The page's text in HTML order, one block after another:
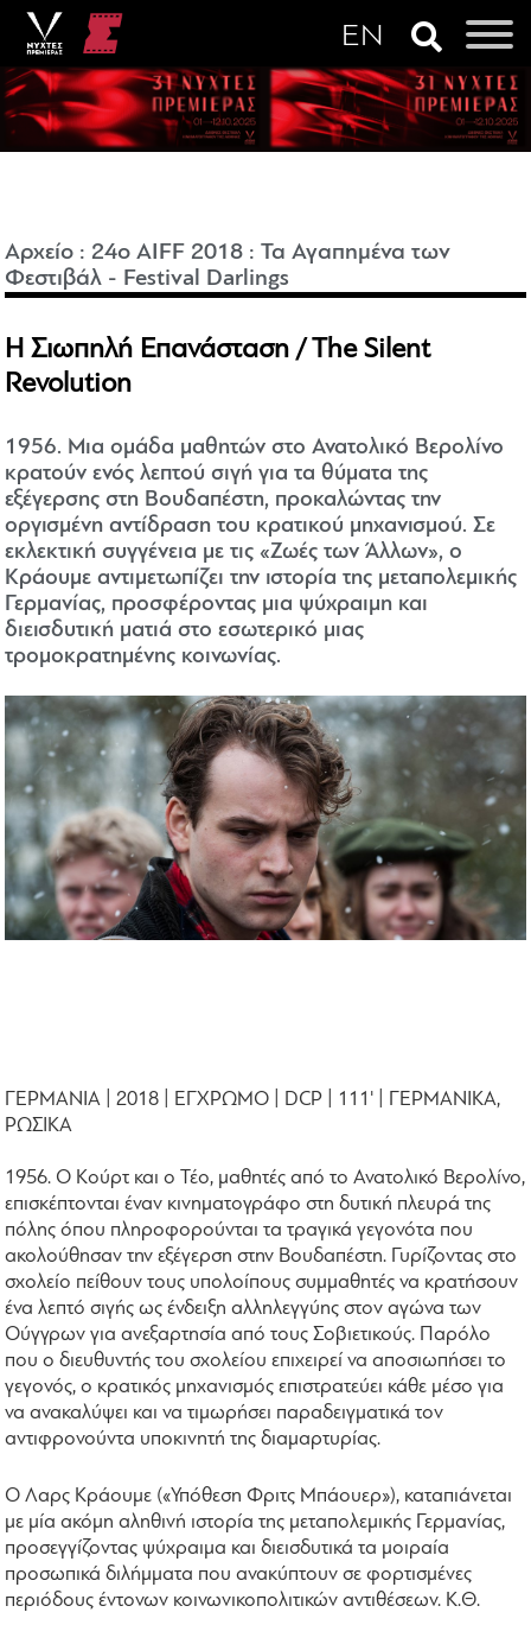
Αρχείο :24o AIFF 2018 :Τα Αγαπημένα των
Φεστιβάλ - Festival Darlings
Η Σιωπηλή Επανάσταση / The Silent
Revolution
1956. Μια ομάδα μαθητών στο Ανατολικό Βερολίνο
κρατούν ενός λεπτού σιγή για τα θύματα της
εξέγερσης στη Βουδαπέστη, προκαλώντας την
οργισμένη αντίδραση του κρατικού μηχανισμού. Σε
εκλεκτική συγγένεια με τις «Ζωές των Άλλων», ο
Κράουμε αντιμετωπίζει την ιστορία της μεταπολεμικής
Γερμανίας, προσφέροντας μια ψύχραιμη και
διεισδυτική ματιά στο εσωτερικό μιας
τρομοκρατημένης κοινωνίας.
ΓΕΡΜΑΝΙΑ | 2018 | ΕΓΧΡΩΜΟ | DCP | 111' | ΓΕΡΜΑΝΙΚΑ,
ΡΩΣΙΚΑ
1956. Ο Κούρτ και ο Τέο, μαθητές από το Ανατολικό Βερολίνο,
επισκέπτονται έναν κινηματογράφο στη δυτική πλευρά της
πόλης όπου πληροφορούνται τα τραγικά γεγονότα που
ακολούθησαν την εξέγερση στην Βουδαπέστη. Γυρίζοντας στο
σχολείο πείθουν τους υπολοίπους συμμαθητές να κρατήσουν
ένα λεπτό σιγής ως ένδειξη αλληλεγγύης στον αγώνα των
Ούγγρων για ανεξαρτησία από τους Σοβιετικούς. Παρόλο
που ο διευθυντής του σχολείου επιχειρεί να αποσιωπήσει το
γεγονός, ο κρατικός μηχανισμός επιστρατεύει κάθε μέσο για
να ανακαλύψει και να τιμωρήσει παραδειγματικά τον
αντιφρονούντα υποκινητή της διαμαρτυρίας.
Ο Λαρς Κράουμε («Υπόθεση Φριτς Μπάουερ»), καταπιάνεται
με μία ακόμη αληθινή ιστορία της μεταπολεμικής Γερμανίας,
προσεγγίζοντας ψύχραιμα και διεισδυτικά τα μοιραία
προσωπικά διλήμματα που ανακύπτουν σε φορτισμένες
περιόδους έντονων κοινωνικοπολιτικών αντιθέσεων. Κ.Θ.